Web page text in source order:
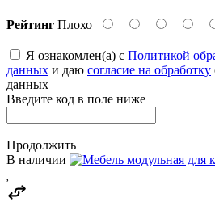
Рейтинг Плохо
Я ознакомлен(а) с Политикой
данных и даю согласие на обработку
данных
Введите код в поле ниже
Продолжить
В наличии